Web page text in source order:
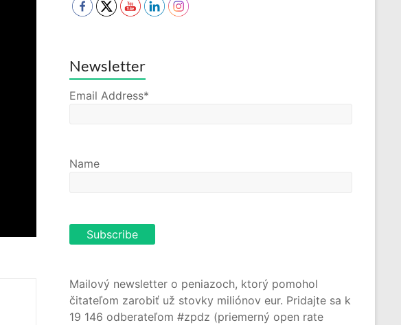
Newsletter
Email Address*
Name
Mailový newsletter o peniazoch, ktorý pomohol
čitateľom zarobiť už stovky miliónov eur. Pridajte sa k
19 146 odberateľom #zpdz (priemerný open rate